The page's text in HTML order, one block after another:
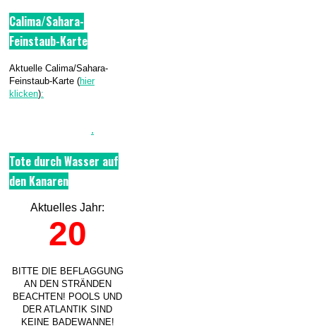
Calima/Sahara-
Feinstaub-Karte
Aktuelle Calima/Sahara-
Feinstaub-Karte (hier
klicken):
.
Tote durch Wasser auf
den Kanaren
Aktuelles Jahr:
20
BITTE DIE BEFLAGGUNG
AN DEN STRÄNDEN
BEACHTEN! POOLS UND
DER ATLANTIK SIND
KEINE BADEWANNE!